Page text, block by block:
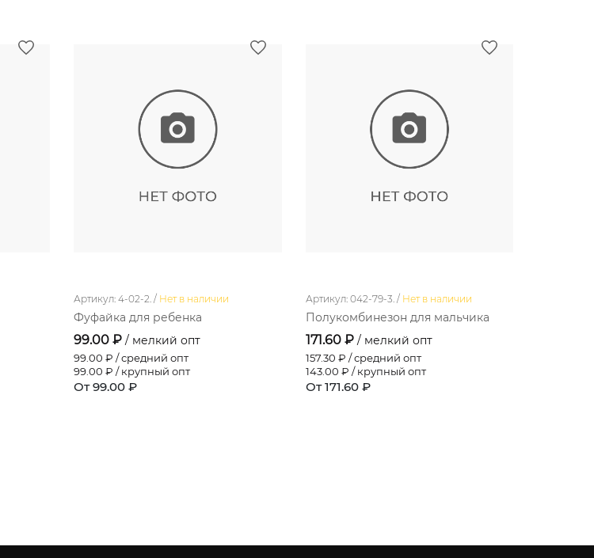
Артикул: 4-02-2. / Нет в наличии
Фуфайка для ребенка
99.00 ₽ / мелкий опт
99.00 ₽ / средний опт
99.00 ₽ / крупный опт
От 99.00 ₽
Артикул: 042-79-3. / Нет в наличии
Полукомбинезон для мальчика
171.60 ₽ / мелкий опт
157.30 ₽ / средний опт
143.00 ₽ / крупный опт
От 171.60 ₽